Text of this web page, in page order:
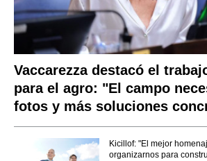
Vaccarezza destacó el
para el agro: "El campo
fotos y más soluciones
Kicillof: "El mejor
organizarnos para